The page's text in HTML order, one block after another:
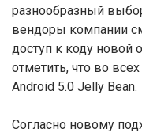
разнообразный
вендоры компании
доступ к коду новой
отметить, что во
Android 5.0 Jelly Bean.
Согласно новому